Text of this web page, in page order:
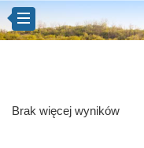
Brak więcej wyników